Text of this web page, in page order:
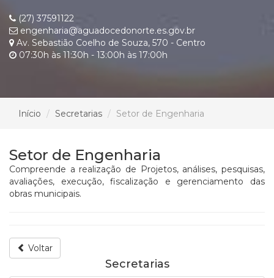
(27) 37591122
engenharia@aguadocedonorte.es.gov.br
Av. Sebastião Coelho de Souza, 570 - Centro
07:30h às 11:30h - 13:00h às 17:00h
Início Secretarias Setor de Engenharia
Setor de Engenharia
Compreende a realização de Projetos, análises, pesquisas,
avaliações, execução, fiscalização e gerenciamento das
obras municipais.
Voltar
Secretarias